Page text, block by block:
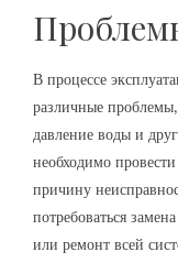
В процессе
различные
давление воды и
необходимо
причину
потребоваться
или ремонт всей